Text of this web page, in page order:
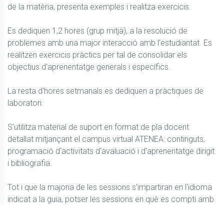
de la matèria, presenta exemples i realitza exercicis.
Es dediquen 1,2 hores (grup mitjà), a la resolució de
problemes amb una major interacció amb l'estudiantat. Es
realitzen exercicis pràctics per tal de consolidar els
objectius d'aprenentatge generals i específics.
La resta d'hores setmanals es dediquen a pràctiques de
laboratori.
S'utilitza material de suport en format de pla docent
detallat mitjançant el campus virtual ATENEA: continguts,
programació d'activitats d'avaluació i d'aprenentatge dirigit
i bibliografia.
Tot i que la majoria de les sessions s'impartiran en l'idioma
indicat a la guia, potser les sessions en què es compti amb